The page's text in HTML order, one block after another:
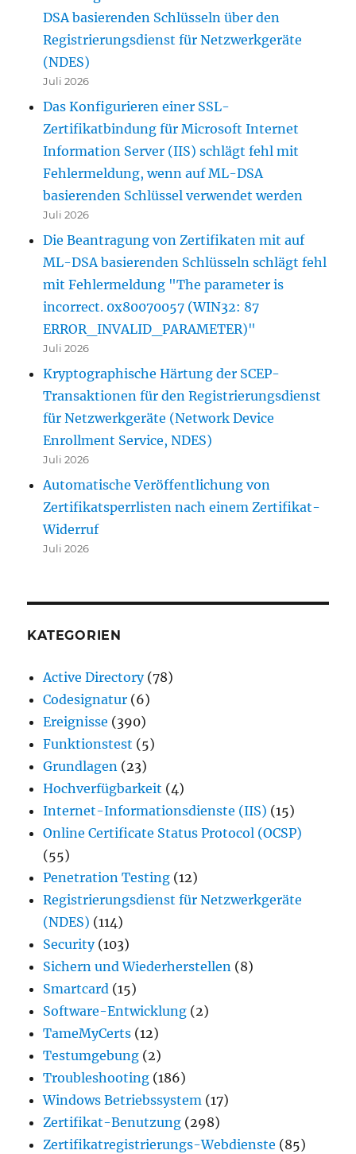
DSA basierenden Schlüsseln über den
Registrierungsdienst für Netzwerkgeräte
(NDES)
Juli 2026
Das Konfigurieren einer SSL-
Zertifikatbindung für Microsoft Internet
Information Server (IIS) schlägt fehl mit
Fehlermeldung, wenn auf ML-DSA
basierenden Schlüssel verwendet werden
Juli 2026
Die Beantragung von Zertifikaten mit auf
ML-DSA basierenden Schlüsseln schlägt fehl
mit Fehlermeldung "The parameter is
incorrect. 0x80070057 (WIN32: 87
ERROR_INVALID_PARAMETER)"
Juli 2026
Kryptographische Härtung der SCEP-
Transaktionen für den Registrierungsdienst
für Netzwerkgeräte (Network Device
Enrollment Service, NDES)
Juli 2026
Automatische Veröffentlichung von
Zertifikatsperrlisten nach einem Zertifikat-
Widerruf
Juli 2026
KATEGORIEN
Active Directory(78)
Codesignatur (6)
Ereignisse (390)
Funktionstest (5)
Grundlagen (23)
Hochverfügbarkeit (4)
Internet-Informationsdienste (IIS) (15)
Online Certificate Status Protocol (OCSP)
(55)
Penetration Testing (12)
Registrierungsdienst für Netzwerkgeräte
(NDES) (114)
Security(103)
Sichern und Wiederherstellen (8)
Smartcard (15)
Software-Entwicklung (2)
TameMyCerts (12)
Testumgebung (2)
Troubleshooting (186)
Windows Betriebssystem (17)
Zertifikat-Benutzung (298)
Zertifikatregistrierungs-Webdienste (85)